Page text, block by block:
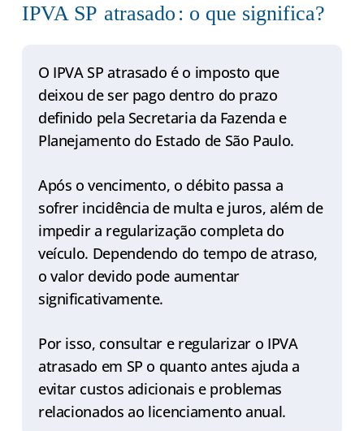
IPVA SP atrasado : o que significa?
O IPVA SP atrasado é o imposto que
deixou de ser pago dentro do prazo
definido pela Secretaria da Fazenda e
Planejamento do Estado de São Paulo.
Após o vencimento, o débito passa a
sofrer incidência de multa e juros, além de
impedir a regularização completa do
veículo. Dependendo do tempo de atraso,
o valor devido pode aumentar
significativamente.
Por isso, consultar e regularizar o IPVA
atrasado em SP o quanto antes ajuda a
evitar custos adicionais e problemas
relacionados ao licenciamento anual.